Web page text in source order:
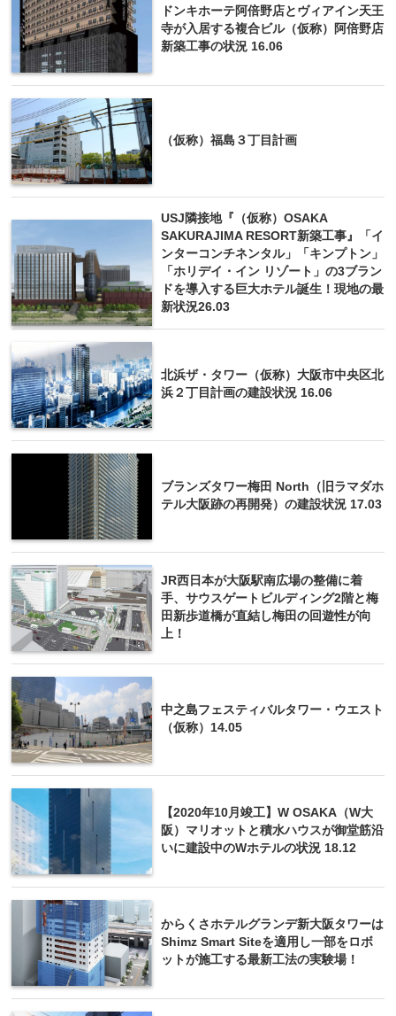
ドンキホーテ阿倍野店とヴィアイン天王
寺が入居する複合ビル（仮称）阿倍野店
新築工事の状況 16.06
（仮称）福島３丁目計画
USJ隣接地『（仮称）OSAKA
SAKURAJIMA RESORT新築工事』「イ
ンターコンチネンタル」「キンプトン」
「ホリデイ・イン リゾート」の3ブラン
ドを導入する巨大ホテル誕生！現地の最
新状況26.03
北浜ザ・タワー（仮称）大阪市中央区北
浜２丁目計画の建設状況 16.06
ブランズタワー梅田 North（旧ラマダホ
テル大阪跡の再開発）の建設状況 17.03
JR西日本が大阪駅南広場の整備に着
手、サウスゲートビルディング2階と梅
田新歩道橋が直結し梅田の回遊性が向
上！
中之島フェスティバルタワー・ウエスト
（仮称）14.05
【2020年10月竣工】W OSAKA（W大
阪）マリオットと積水ハウスが御堂筋沿
いに建設中のWホテルの状況 18.12
からくさホテルグランデ新大阪タワーは
Shimz Smart Siteを適用し一部をロボ
ットが施工する最新工法の実験場！